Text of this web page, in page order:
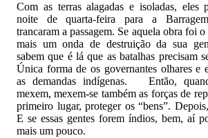
Com as terras alagadas e isoladas, eles
noite de quarta-feira para a
trancaram a passagem. Se aquela obra foi
mais um onda de destruição da sua
sabem que é lá que as batalhas precisam
Única forma de os governantes olhares e
as demandas indígenas. Então,
mexem, mexem-se também as forças de
primeiro lugar, proteger os “bens”.
E se essas gentes forem índios, bem, aí
mais um pouco.